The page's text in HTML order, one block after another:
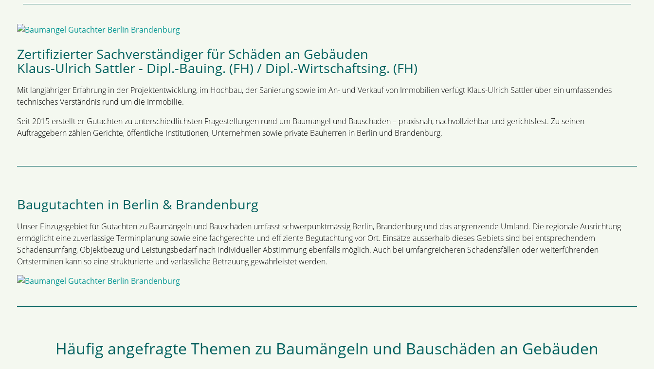
der
Bauprojekten.
Zertifizierter Sachverständiger für Schäden an Gebäuden
Klaus-Ulrich Sattler - Dipl.-Bauing. (FH) / Dipl.-Wirtschaftsing. (FH)
Mit langjähriger Erfahrung in der Projektentwicklung, im Hochbau, der Sanierung sowie im An- und Verkauf von Immobilien verfügt Klaus-Ulrich Sattler über ein umfassendes
technisches Verständnis rund um die Immobilie.
Seit 2015 erstellt er Gutachten zu unterschiedlichsten Fragestellungen rund um Baumängel und Bauschäden – praxisnah, nachvollziehbar und gerichtsfest. Zu seinen
Auftraggebern zählen Gerichte, öffentliche Institutionen, Unternehmen sowie private Bauherren in Berlin und Brandenburg.
Baugutachten in Berlin & Brandenburg
Unser Einzugsgebiet für Gutachten zu Baumängeln und Bauschäden umfasst schwerpunktmässig Berlin, Brandenburg und das angrenzende Umland. Die regionale Ausrichtung
ermöglicht eine zuverlässige Terminplanung sowie eine fachgerechte und effiziente Begutachtung vor Ort. Einsätze ausserhalb dieses Gebiets sind bei entsprechendem
Schadensumfang, Objektbezug und Leistungsbedarf nach individueller Abstimmung ebenfalls möglich. Auch bei umfangreicheren Schadensfällen oder weiterführenden
Ortsterminen kann so eine strukturierte und verlässliche Betreuung gewährleistet werden.
Häufig angefragte Themen zu Baumängeln und Bauschäden an Gebäuden